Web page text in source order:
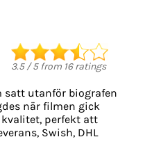
3.5/5from 16ratings
satt utanför biografen
när filmen gick
kvalitet, perfekt att
Swish, DHL